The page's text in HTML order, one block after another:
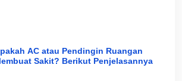
AC atau Pendingin Ruangan
Sakit? Berikut Penjelasannya